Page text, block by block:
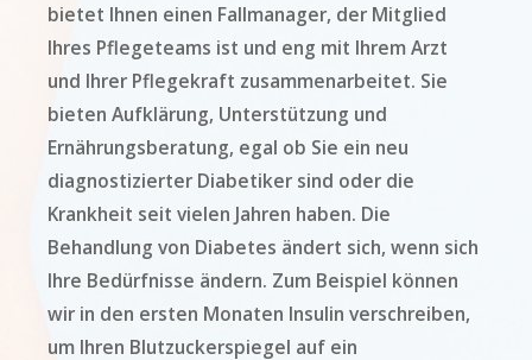
bietet Ihnen einen Fallmanager, der Mitglied
Ihres Pflegeteams ist und eng mit Ihrem Arzt
und Ihrer Pflegekraft zusammenarbeitet. Sie
bieten Aufklärung, Unterstützung und
Ernährungsberatung, egal ob Sie ein neu
diagnostizierter Diabetiker sind oder die
Krankheit seit vielen Jahren haben. Die
Behandlung von Diabetes ändert sich, wenn sich
Ihre Bedürfnisse ändern. Zum Beispiel können
wir in den ersten Monaten Insulin verschreiben,
um Ihren Blutzuckerspiegel auf ein